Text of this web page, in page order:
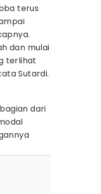
terus
dan mulai
terlihat
Sutardi.
dari